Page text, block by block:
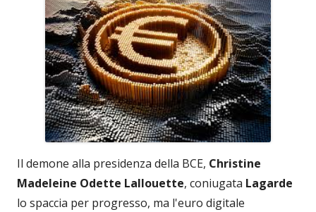
Il demone alla presidenza della BCE, Christine
Madeleine Odette Lallouette, coniugata Lagarde
lo spaccia per progresso, ma l'euro digitale